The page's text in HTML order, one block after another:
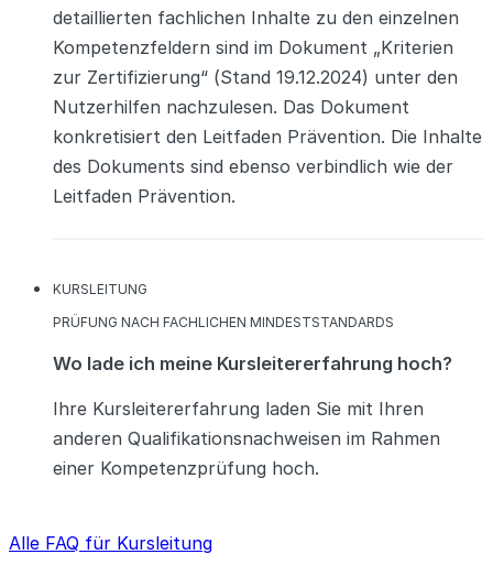
detaillierten fachlichen Inhalte zu den einzelnen
Kompetenzfeldern sind im Dokument „Kriterien
zur Zertifizierung“ (Stand 19.12.2024) unter den
Nutzerhilfen nachzulesen. Das Dokument
konkretisiert den Leitfaden Prävention. Die Inhalte
des Dokuments sind ebenso verbindlich wie der
Leitfaden Prävention.
KATEGORIEN
KURSLEITUNG
KATEGORIEN
PRÜFUNG NACH FACHLICHEN MINDESTSTANDARDS
Wo lade ich meine Kursleitererfahrung hoch?
Ihre Kursleitererfahrung laden Sie mit Ihren
anderen Qualifikationsnachweisen im Rahmen
einer Kompetenzprüfung hoch.
Alle FAQ für Kursleitung